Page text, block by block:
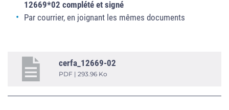
12669*02 complété et signé
Par courrier, en joignant les mêmes documents
cerfa_12669-02
PDF | 293.96 Ko